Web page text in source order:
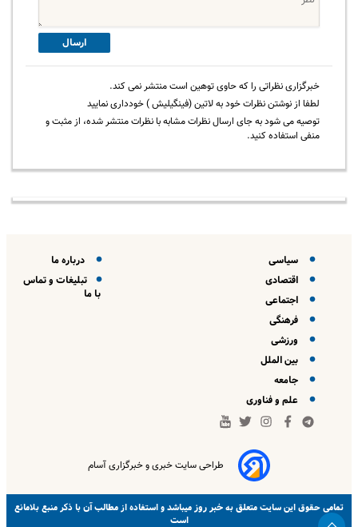
ارسال
خبرگزاری نظراتی را که حاوی توهین است منتشر نمی کند.
لطفا از نوشتن نظرات خود به لاتین (فینگیلیش ) خودداری نمایید
توصیه می شود به جای ارسال نظرات مشابه با نظرات منتشر شده، از مثبت و
منفی استفاده کنید.
سیاسی
اقتصادی
اجتماعی
فرهنگی
ورزشی
بین الملل
جامعه
علم و فناوری
درباره ما
تبلیغات و تماس
با ما
طراحی سایت خبری و خبرگزاری آسام
تمامی حقوق این سایت متعلق بهخبر روزمیباشد و استفاده از مطالب آن با ذکر منبع بلامانع
است